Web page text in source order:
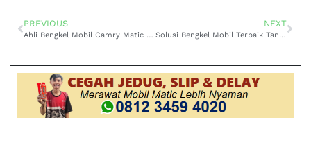
PREVIOUS
Ahli Bengkel Mobil Camry Matic Jakarta Terjamin Mutunya
NEXT
Solusi Bengkel Mobil Terbaik Tangerang Andal